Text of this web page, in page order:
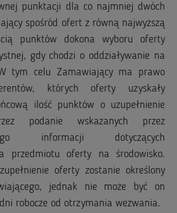
punktacji dla co najmniej dwóch
spośród ofert z równą najwyższą
punktów dokona wyboru oferty
gdy chodzi o oddziaływanie na
tym celu Zamawiający ma prawo
których oferty uzyskały
ilość punktów o uzupełnienie
podanie wskazanych przez
informacji dotyczących
przedmiotu oferty na środowisko.
oferty zostanie określony
jednak nie może być on
robocze od otrzymania wezwania.